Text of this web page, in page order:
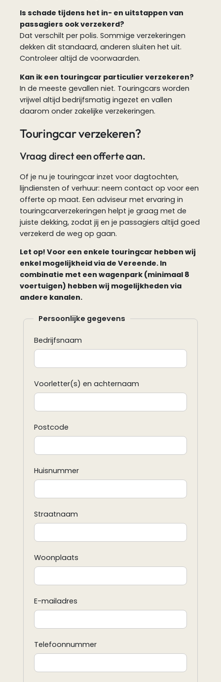
Is schade tijdens het in- en uitstappen van
passagiers ook verzekerd?
Dat verschilt per polis. Sommige verzekeringen
dekken dit standaard, anderen sluiten het uit.
Controleer altijd de voorwaarden.
Kan ik een touringcar particulier verzekeren?
In de meeste gevallen niet. Touringcars worden
vrijwel altijd bedrijfsmatig ingezet en vallen
daarom onder zakelijke verzekeringen.
Touringcar verzekeren?
Vraag direct een offerte aan.
Of je nu je touringcar inzet voor dagtochten,
lijndiensten of verhuur: neem contact op voor een
offerte op maat. Een adviseur met ervaring in
touringcarverzekeringen helpt je graag met de
juiste dekking, zodat jij en je passagiers altijd goed
verzekerd de weg op gaan.
Let op! Voor een enkele touringcar hebben wij
enkel mogelijkheid via de Vereende. In
combinatie met een wagenpark (minimaal 8
voertuigen) hebben wij mogelijkheden via
andere kanalen.
Persoonlijke gegevens
Bedrijfsnaam
Voorletter(s) en achternaam
Postcode
Huisnummer
Straatnaam
Woonplaats
E-mailadres
Telefoonnummer